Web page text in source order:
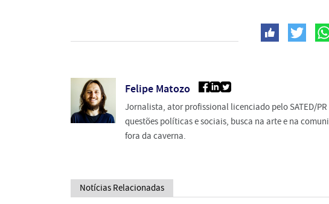
Felipe Matozo
Jornalista, ator profissional licenciado pelo SATED/
questões políticas e sociais, busca na arte e na
fora da caverna.
Notícias Relacionadas